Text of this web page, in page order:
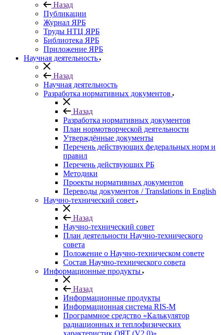
Назад
Публикации
Журнал ЯРБ
Труды НТЦ ЯРБ
Библиотека ЯРБ
Приложение ЯРБ
Научная деятельность
Назад
Научная деятельность
Разработка нормативных документов
Назад
Разработка нормативных документов
План нормотворческой деятельности
Утверждённые документы
Перечень действующих федеральных норм и
правил
Перечень действующих РБ
Методики
Проекты нормативных документов
Переводы документов / Translations in English
Научно-технический совет
Назад
Научно-технический совет
План деятельности Научно-технического
совета
Положение о Научно-техническом совете
Состав Научно-технического совета
Информационные продукты
Назад
Информационные продукты
Информационная система RIS-M
Программное средство «Калькулятор
радиационных и теплофизических
характеристик ОЯТ (V2.0)»